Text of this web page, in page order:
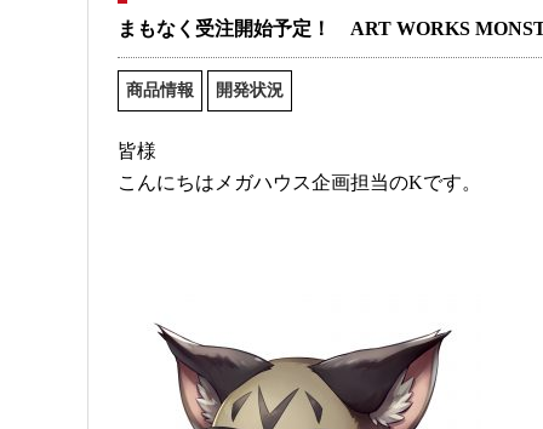
まもなく受注開始予定！ ART WORKS
商品情報 開発状況
皆様
こんにちはメガハウス企画担当のKです。